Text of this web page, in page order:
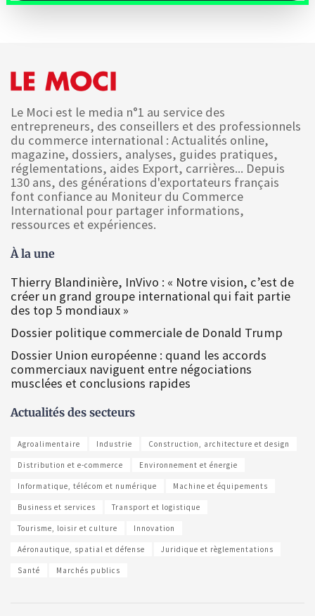
Le Moci est le media n°1 au service des
entrepreneurs, des conseillers et des professionnels
du commerce international : Actualités online,
magazine, dossiers, analyses, guides pratiques,
réglementations, aides Export, carrières... Depuis
130 ans, des générations d'exportateurs français
font confiance au Moniteur du Commerce
International pour partager informations,
ressources et expériences.
À la une
Thierry Blandinière, InVivo : « Notre vision, c’est de
créer un grand groupe international qui fait partie
des top 5 mondiaux »
Dossier politique commerciale de Donald Trump
Dossier Union européenne : quand les accords
commerciaux naviguent entre négociations
musclées et conclusions rapides
Actualités des secteurs
Agroalimentaire Industrie Construction, architecture et design
Distribution et e-commerce Environnement et énergie
Informatique, télécom et numérique Machine et équipements
Business et services Transport et logistique
Tourisme, loisir et culture Innovation
Aéronautique, spatial et défense Juridique et règlementations
Santé Marchés publics